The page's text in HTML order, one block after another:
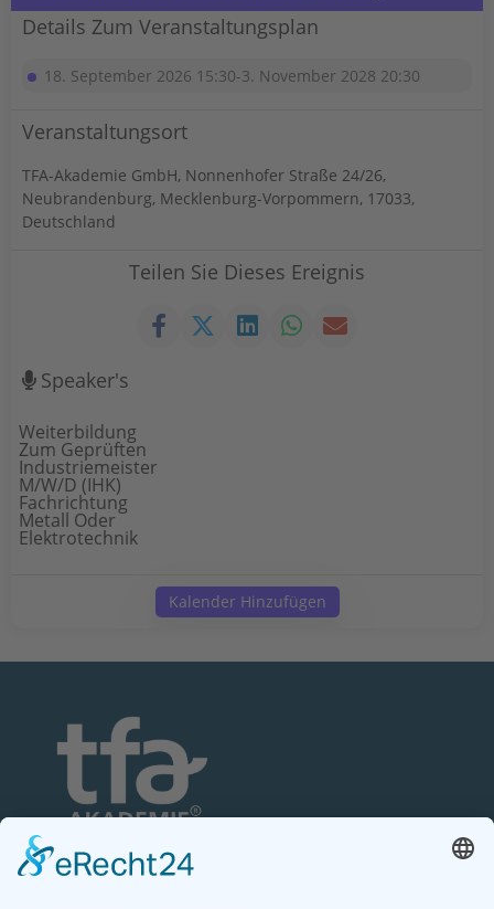
Details Zum Veranstaltungsplan
18. September 2026 15:30-3. November 2028 20:30
Veranstaltungsort
TFA-Akademie GmbH, Nonnenhofer Straße 24/26,
Neubrandenburg, Mecklenburg-Vorpommern, 17033,
Deutschland
Teilen Sie Dieses Ereignis
Speaker's
Weiterbildung
Zum Geprüften
Industriemeister
M/w/d (IHK)
Fachrichtung
Metall Oder
Elektrotechnik
Kalender Hinzufügen